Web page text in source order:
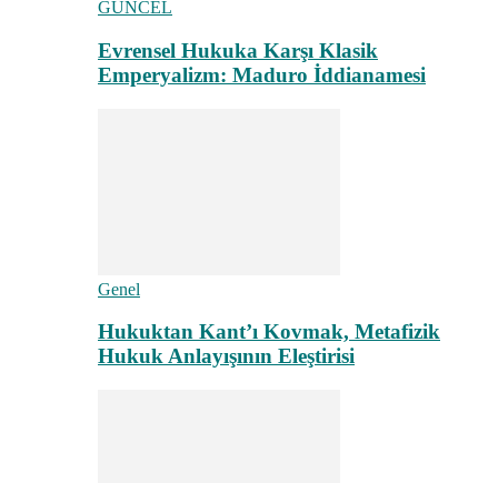
GÜNCEL
Evrensel Hukuka Karşı Klasik
Emperyalizm: Maduro İddianamesi
Genel
Hukuktan Kant’ı Kovmak, Metafizik
Hukuk Anlayışının Eleştirisi